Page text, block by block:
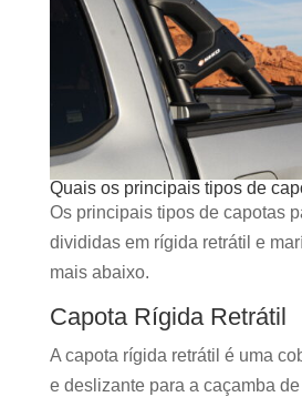
Quais os principais tipos de
Os principais tipos de capotas
divididas em rígida retrátil e
mais abaixo.
Capota Rígida Retrátil
A capota rígida retrátil é uma
e deslizante para a caçamba